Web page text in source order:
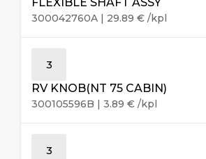
300042760A | 29.89 € /kpl
3
RV KNOB(NT 75 CABIN)
300105596B | 3.89 € /kpl
3